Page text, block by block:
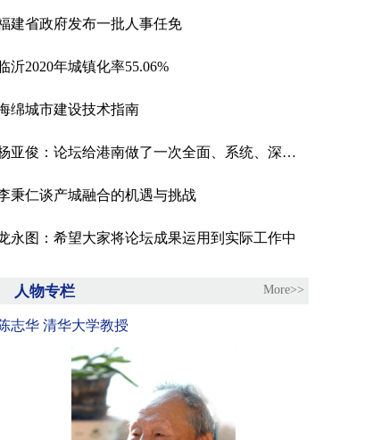
建省政府发布一批人事任免
沂2020年城镇化率55.06%
绵城市建设技术指南
杨亚俊：论坛给港南做了一次全面、系统、深度的体检
秉仁谈产城融合的机遇与挑战
永图：希望大家将论坛成果运用到实际工作中
人物专栏 More>>
志华 清华大学教授